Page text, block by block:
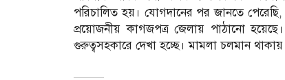
পরিচালিত হয়। যোগদানের পর জানতে
প্রয়োজনীয় কাগজপত্র জেলায় পাঠানো
গুরুত্বসহকারে দেখা হচ্ছে। মামলা চলমান থাকায়